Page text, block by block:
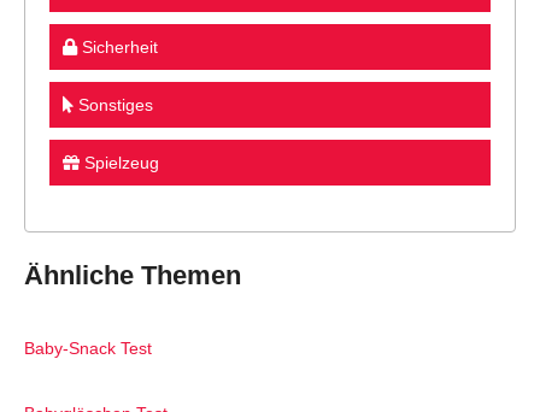
Sicherheit
Sonstiges
Spielzeug
Ähnliche Themen
Baby-Snack Test